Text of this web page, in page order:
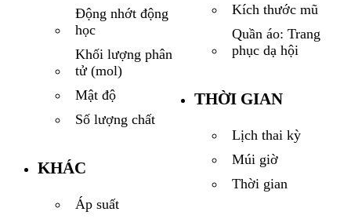
Động nhớt động
học
Khối lượng phân
tử (mol)
Mật độ
Số lượng chất
KHÁC
Áp suất
Kích thước mũ
Quần áo: Trang
phục dạ hội
THỜI GIAN
Lịch thai kỳ
Múi giờ
Thời gian